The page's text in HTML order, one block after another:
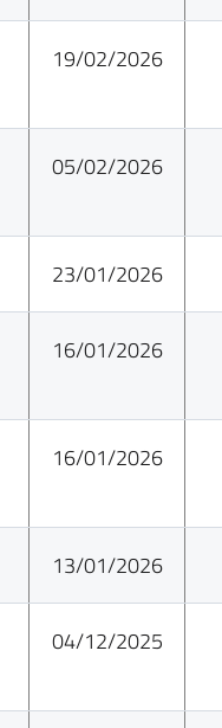
19/02/2026
05/02/2026
23/01/2026
16/01/2026
16/01/2026
13/01/2026
04/12/2025